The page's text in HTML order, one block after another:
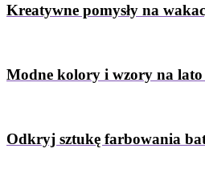
Kreatywne pomysły na
Modne kolory i wzory na
Odkryj sztukę farbowania